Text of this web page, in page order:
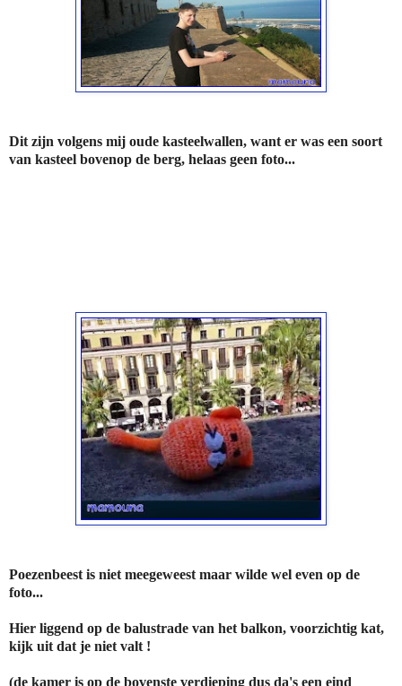
Dit zijn volgens mij oude kasteelwallen, want er was een soort
van kasteel bovenop de berg, helaas geen foto...
Poezenbeest is niet meegeweest maar wilde wel even op de
foto...
Hier liggend op de balustrade van het balkon, voorzichtig kat,
kijk uit dat je niet valt !
(de kamer is op de bovenste verdieping dus da's een eind